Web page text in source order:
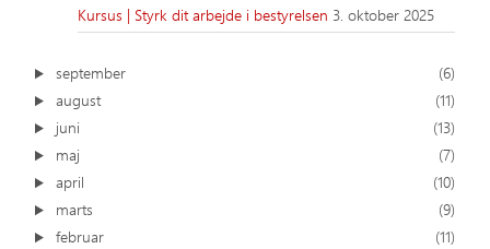
Kursus | Styrk dit arbejde i bestyrelsen 3. oktober 2025
september
(6)
august
(11)
juni
(13)
maj
(7)
april
(10)
marts
(9)
februar
(11)